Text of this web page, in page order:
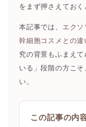
をまず押さえておく
本記事では、 エクソ
幹細胞コスメとの
究の背景もふまえ
いる」段階の方こ
い。
この記事の内